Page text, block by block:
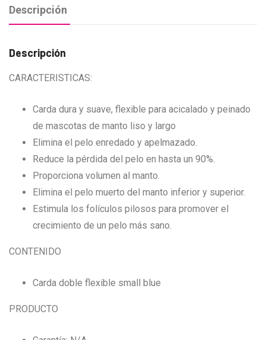
GROOMER
´S
Descripción
Descripción
CARACTERISTICAS:
Carda dura y suave, flexible para acicalado y peinado
de mascotas de manto liso y largo
Elimina el pelo enredado y apelmazado.
Reduce la pérdida del pelo en hasta un 90%.
Proporciona volumen al manto.
Elimina el pelo muerto del manto inferior y superior.
Estimula los folículos pilosos para promover el
crecimiento de un pelo más sano.
CONTENIDO
Carda doble flexible small blue
PRODUCTO